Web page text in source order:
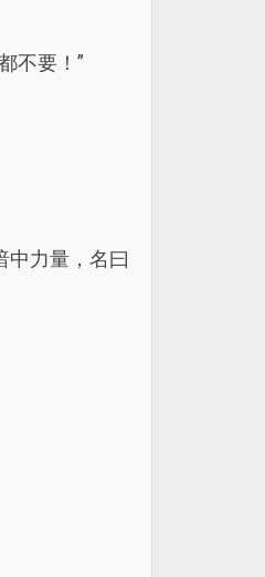
不要！”
中力量，名曰